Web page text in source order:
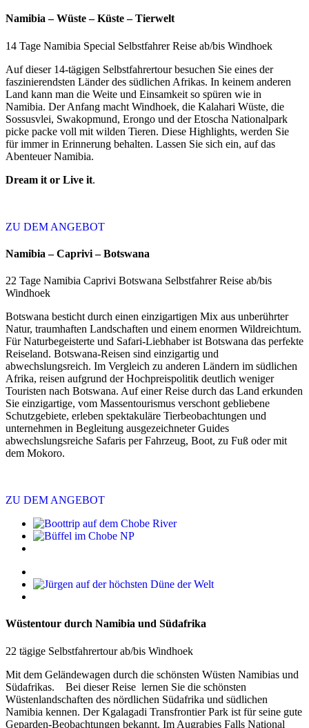
Namibia – Wüste – Küste – Tierwelt
14 Tage Namibia Special Selbstfahrer Reise ab/bis Windhoek
Auf dieser 14-tägigen Selbstfahrertour besuchen Sie eines der
faszinierendsten Länder des südlichen Afrikas. In keinem anderen
Land kann man die Weite und Einsamkeit so spüren wie in
Namibia. Der Anfang macht Windhoek, die Kalahari Wüste, die
Sossusvlei, Swakopmund, Erongo und der Etoscha Nationalpark
picke packe voll mit wilden Tieren. Diese Highlights, werden Sie
für immer in Erinnerung behalten. Lassen Sie sich ein, auf das
Abenteuer Namibia.
Dream it or Live it.
ZU DEM ANGEBOT
Namibia – Caprivi – Botswana
22 Tage Namibia Caprivi Botswana Selbstfahrer Reise ab/bis
Windhoek
Botswana besticht durch einen einzigartigen Mix aus unberührter
Natur, traumhaften Landschaften und einem enormen Wildreichtum.
Für Naturbegeisterte und Safari-Liebhaber ist Botswana das perfekte
Reiseland. Botswana-Reisen sind einzigartig und
abwechslungsreich. Im Vergleich zu anderen Ländern im südlichen
Afrika, reisen aufgrund der Hochpreispolitik deutlich weniger
Touristen nach Botswana. Auf einer Reise durch das Land erkunden
Sie einzigartige, vom Massentourismus verschont gebliebene
Schutzgebiete, erleben spektakuläre Tierbeobachtungen und
unternehmen in Begleitung ausgezeichneter Guides
abwechslungsreiche Safaris per Fahrzeug, Boot, zu Fuß oder mit
dem Mokoro.
ZU DEM ANGEBOT
Wüstentour durch Namibia und Südafrika
22 tägige Selbstfahrertour ab/bis Windhoek
Mit dem Geländewagen durch die schönsten Wüsten Namibias und
Südafrikas. Bei dieser Reise lernen Sie die schönsten
Wüstenlandschaften des nördlichen Südafrika und südlichen
Namibia kennen. Der Kgalagadi Transfrontier Park ist für seine gute
Geparden-Beobachtungen bekannt. Im Augrabies Falls National